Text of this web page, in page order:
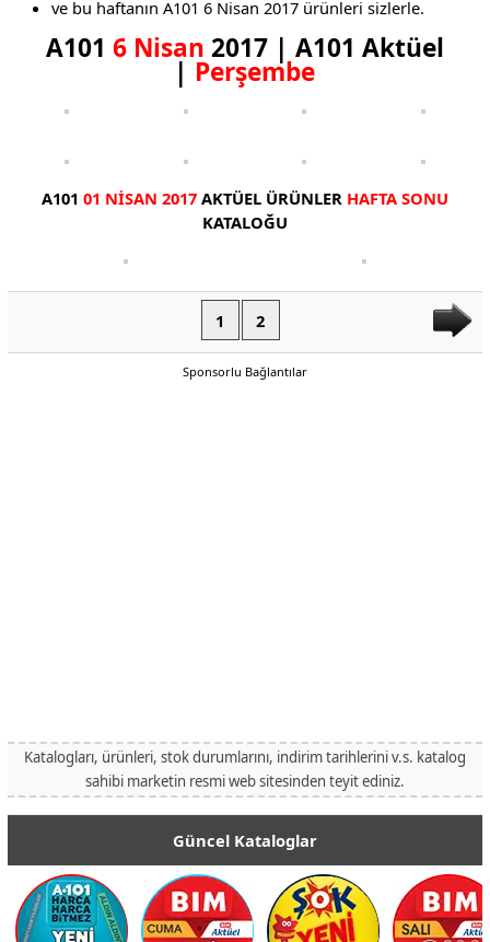
ve bu haftanın A101 6 Nisan 2017 ürünleri sizlerle.
A101 6 Nisan 2017 | A101 Aktüel
| Perşembe
A101 01 NİSAN 2017AKTÜEL ÜRÜNLER HAFTA SONU
KATALOĞU
1 2
Sponsorlu Bağlantılar
Katalogları, ürünleri, stok durumlarını, indirim tarihlerini v.s. katalog
sahibi marketin resmi web sitesinden teyit ediniz.
Güncel Kataloglar